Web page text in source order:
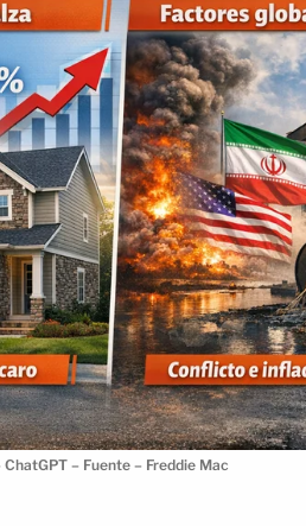
– Fuente – Freddie Mac